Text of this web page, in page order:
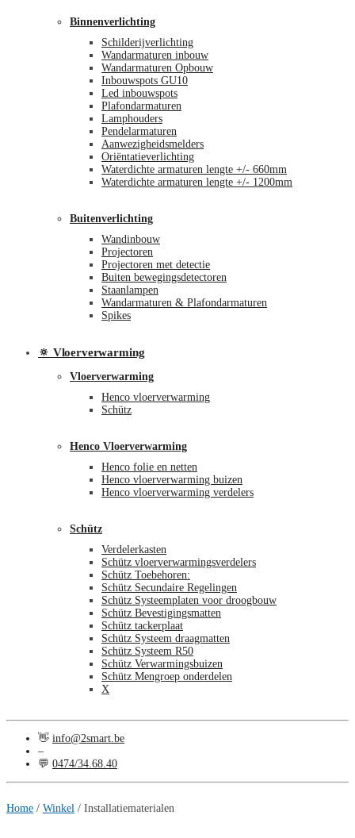
Binnenverlichting
Schilderijverlichting
Wandarmaturen inbouw
Wandarmaturen Opbouw
Inbouwspots GU10
Led inbouwspots
Plafondarmaturen
Lamphouders
Pendelarmaturen
Aanwezigheidsmelders
Oriëntatieverlichting
Waterdichte armaturen lengte +/- 660mm
Waterdichte armaturen lengte +/- 1200mm
Buitenverlichting
Wandinbouw
Projectoren
Projectoren met detectie
Buiten bewegingsdetectoren
Staanlampen
Wandarmaturen & Plafondarmaturen
Spikes
🔅 Vloerverwarming
Vloerverwarming
Henco vloerverwarming
Schütz
Henco Vloerverwarming
Henco folie en netten
Henco vloerverwarming buizen
Henco vloerverwarming verdelers
Schütz
Verdelerkasten
Schütz vloerverwarmingsverdelers
Schütz Toebehoren:
Schütz Secundaire Regelingen
Schütz Systeemplaten voor droogbouw
Schütz Bevestigingsmatten
Schütz tackerplaat
Schütz Systeem draagmatten
Schütz Systeem R50
Schütz Verwarmingsbuizen
Schütz Mengroep onderdelen
X
👋 info@2smart.be
–
💬 0474/34.68.40
Home / Winkel / Installatiematerialen